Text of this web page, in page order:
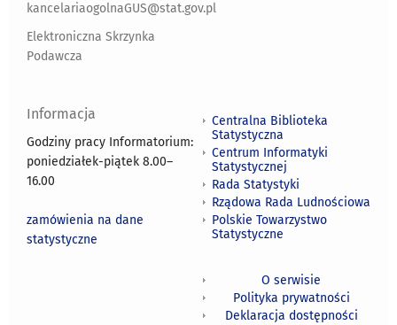
kancelariaogolnaGUS@stat.gov.pl
Elektroniczna Skrzynka
Podawcza
Informacja
Godziny pracy Informatorium:
poniedziałek-piątek 8.00–
16.00
zamówienia na dane
statystyczne
Centralna Biblioteka
Statystyczna
Centrum Informatyki
Statystycznej
Rada Statystyki
Rządowa Rada Ludnościowa
Polskie Towarzystwo
Statystyczne
O serwisie
Polityka prywatności
Deklaracja dostępności